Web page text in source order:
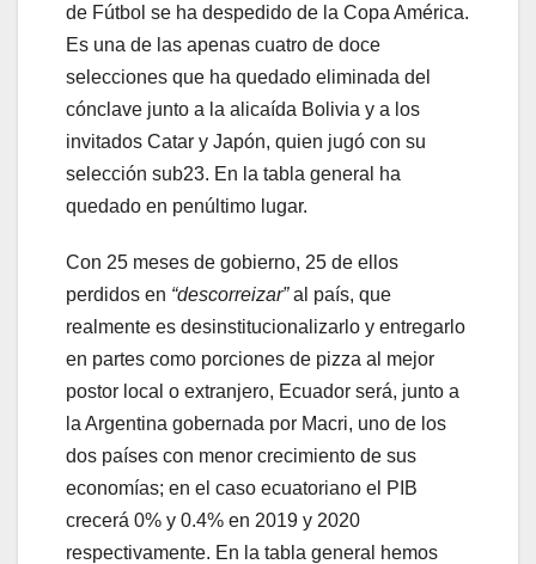
de Fútbol se ha despedido de la Copa América.
Es una de las apenas cuatro de doce
selecciones que ha quedado eliminada del
cónclave junto a la alicaída Bolivia y a los
invitados Catar y Japón, quien jugó con su
selección sub23. En la tabla general ha
quedado en penúltimo lugar.
Con 25 meses de gobierno, 25 de ellos
perdidos en “descorreizar”al país, que
realmente es desinstitucionalizarlo y entregarlo
en partes como porciones de pizza al mejor
postor local o extranjero, Ecuador será, junto a
la Argentina gobernada por Macri, uno de los
dos países con menor crecimiento de sus
economías; en el caso ecuatoriano el PIB
crecerá 0% y 0.4% en 2019 y 2020
respectivamente. En la tabla general hemos